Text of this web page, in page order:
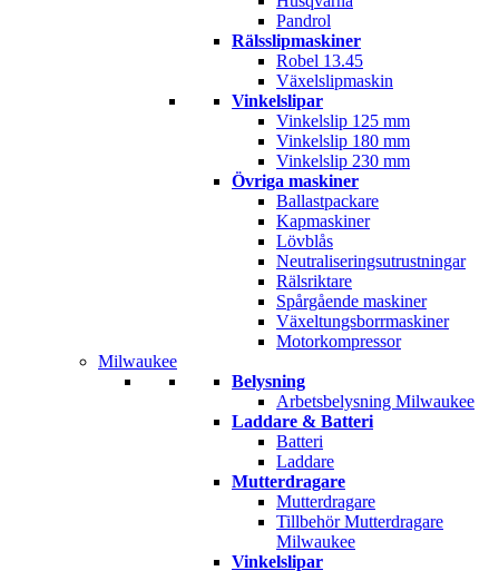
Pandrol
Rälsslipmaskiner
Robel 13.45
Växelslipmaskin
Vinkelslipar
Vinkelslip 125 mm
Vinkelslip 180 mm
Vinkelslip 230 mm
Övriga maskiner
Ballastpackare
Kapmaskiner
Lövblås
Neutraliseringsutrustningar
Rälsriktare
Spårgående maskiner
Växeltungsborrmaskiner
Motorkompressor
Milwaukee
Belysning
Arbetsbelysning Milwaukee
Laddare & Batteri
Batteri
Laddare
Mutterdragare
Mutterdragare
Tillbehör Mutterdragare
Milwaukee
Vinkelslipar